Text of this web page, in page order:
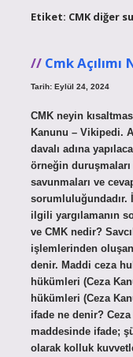
Etiket: CMK diğer
Cmk Açılımı
Tarih: Eylül 24, 2024
CMK neyin
Kanunu – Vikipedi.
davalı adına
örneğin
savunmaları ve
sorumluluğundadır.
ilgili yargılamanın
ve CMK nedir?
işlemlerinden
denir. Maddi ceza
hükümleri (Ceza
hükümleri (Ceza
ifade ne denir?
maddesinde ifade;
olarak kolluk